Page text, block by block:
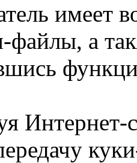
имеет
файлы, а
Интернет-